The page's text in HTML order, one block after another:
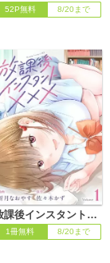
52P無料 8/20まで
放課後インスタントXXX
1冊無料 8/20まで